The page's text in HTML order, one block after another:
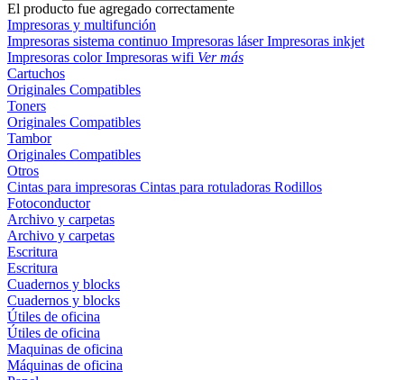
El producto fue agregado correctamente
Impresoras y multifunción
Impresoras sistema continuo Impresoras láserImpresoras inkjet
Impresoras colorImpresoras wifi Ver más
Cartuchos
Originales Compatibles
Toners
Originales Compatibles
Tambor
Originales Compatibles
Otros
Cintas para impresoras Cintas para rotuladoras Rodillos
Fotoconductor
Archivo y carpetas
Archivo y carpetas
Escritura
Escritura
Cuadernos y blocks
Cuadernos y blocks
Útiles de oficina
Útiles de oficina
Maquinas de oficina
Máquinas de oficina